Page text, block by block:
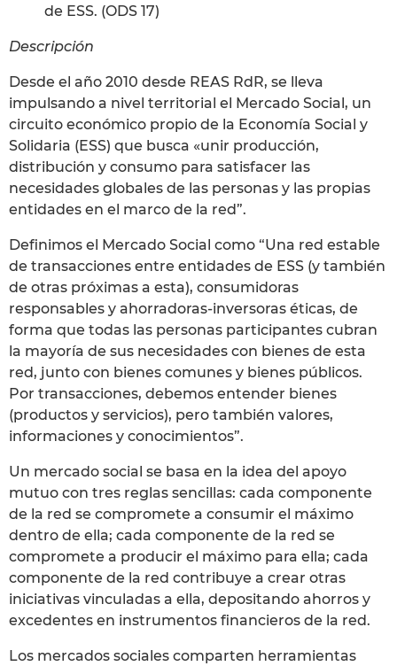
de ESS. (ODS 17)
Descripción
Desde el año 2010 desde REAS RdR, se lleva
impulsando a nivel territorial el Mercado Social, un
circuito económico propio de la Economía Social y
Solidaria (ESS) que busca «unir producción,
distribución y consumo para satisfacer las
necesidades globales de las personas y las propias
entidades en el marco de la red”.
Definimos el Mercado Social como “Una red estable
de transacciones entre entidades de ESS (y también
de otras próximas a esta), consumidoras
responsables y ahorradoras-inversoras éticas, de
forma que todas las personas participantes cubran
la mayoría de sus necesidades con bienes de esta
red, junto con bienes comunes y bienes públicos.
Por transacciones, debemos entender bienes
(productos y servicios), pero también valores,
informaciones y conocimientos”.
Un mercado social se basa en la idea del apoyo
mutuo con tres reglas sencillas: cada componente
de la red se compromete a consumir el máximo
dentro de ella; cada componente de la red se
compromete a producir el máximo para ella; cada
componente de la red contribuye a crear otras
iniciativas vinculadas a ella, depositando ahorros y
excedentes en instrumentos financieros de la red.
Los mercados sociales comparten herramientas